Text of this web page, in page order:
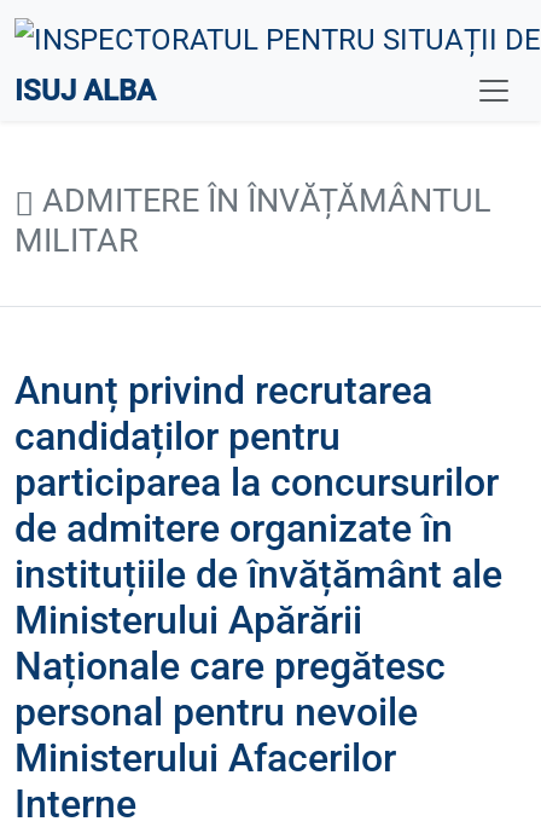
ISUJ ALBA
ADMITERE ÎN ÎNVĂȚĂMÂNTUL
MILITAR
Anunț privind recrutarea
candidaților pentru
participarea la concursurilor
de admitere organizate în
instituțiile de învățământ ale
Ministerului Apărării
Naționale care pregătesc
personal pentru nevoile
Ministerului Afacerilor
Interne